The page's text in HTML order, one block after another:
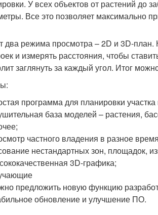
У всех объектов от растений до
Все это позволяет максимально
два режима просмотра – 2D и 3D-план.
и измерять расстояния, чтобы
заглянуть за каждый угол. Итог
программа для планировки
база моделей – растения,
частного владения в разное
нестандартных зон, площадок,
3D-графика;
предложить новую функцию
обновление и улучшение ПО.